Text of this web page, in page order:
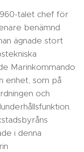
talet chef för
benämnd
ägnade stort
Marinkommando
enhet, som på
och
i denna